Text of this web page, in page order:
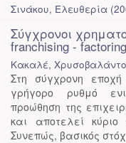
Σινάκου, Ελευθερία (
Σύγχρονοι
franchising -
Κακαλέ,
Στη σύγχρονη
γρήγορο ρυθμό
προώθηση της
και αποτελεί
Συνεπώς, βασικός